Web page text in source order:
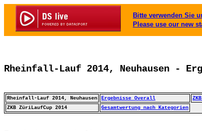
Bitte verwenden Sie
Please use our new
Rheinfall-Lauf 2014, Neuhausen -
Rheinfall-Lauf 2014, Neuhausen Ergebnisse Overall
ZKB ZüriLaufCup 2014
Gesamtwertung nach Kategorien